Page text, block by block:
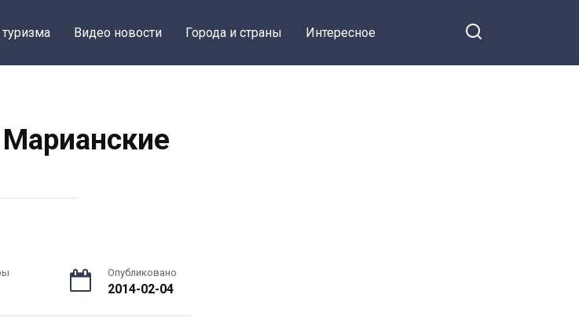
Видео новости Города и страны Интересное
Опубликовано
2014-02-04